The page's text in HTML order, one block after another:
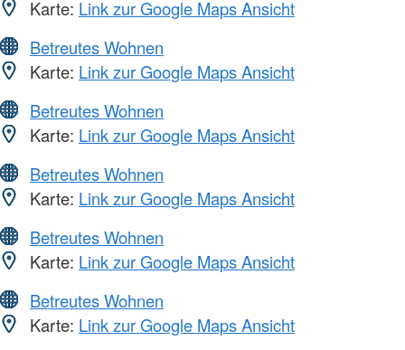
Karte: Link zur Google Maps Ansicht
Betreutes Wohnen
Karte: Link zur Google Maps Ansicht
Betreutes Wohnen
Karte: Link zur Google Maps Ansicht
Betreutes Wohnen
Karte: Link zur Google Maps Ansicht
Betreutes Wohnen
Karte: Link zur Google Maps Ansicht
Betreutes Wohnen
Karte: Link zur Google Maps Ansicht